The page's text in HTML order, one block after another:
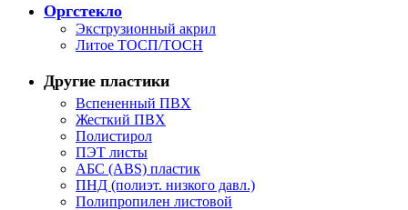
Оргстекло
Экструзионный акрил
Литое ТОСП/ТОСН
Другие пластики
Вспененный ПВХ
Жесткий ПВХ
Полистирол
ПЭТ листы
АБС (ABS) пластик
ПНД (полиэт. низкого давл.)
Полипропилен листовой